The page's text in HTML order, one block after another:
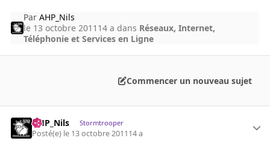
ParAHP_Nils
le 13 octobre 2011 14 a dans Réseaux, Internet,
Téléphonie et Services en Ligne
Commencer un nouveau sujet
AHP_Nils Stormtrooper
Posté(e) le 13 octobre 201114 a